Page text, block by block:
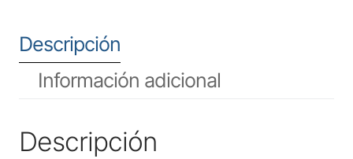
Descripción
Información adicional
Descripción